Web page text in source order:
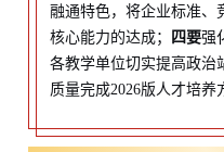
融通特色，将企业标准、
核心能力的达成；
四要强
各教学单位切实提高政治
质量完成2026版人才培